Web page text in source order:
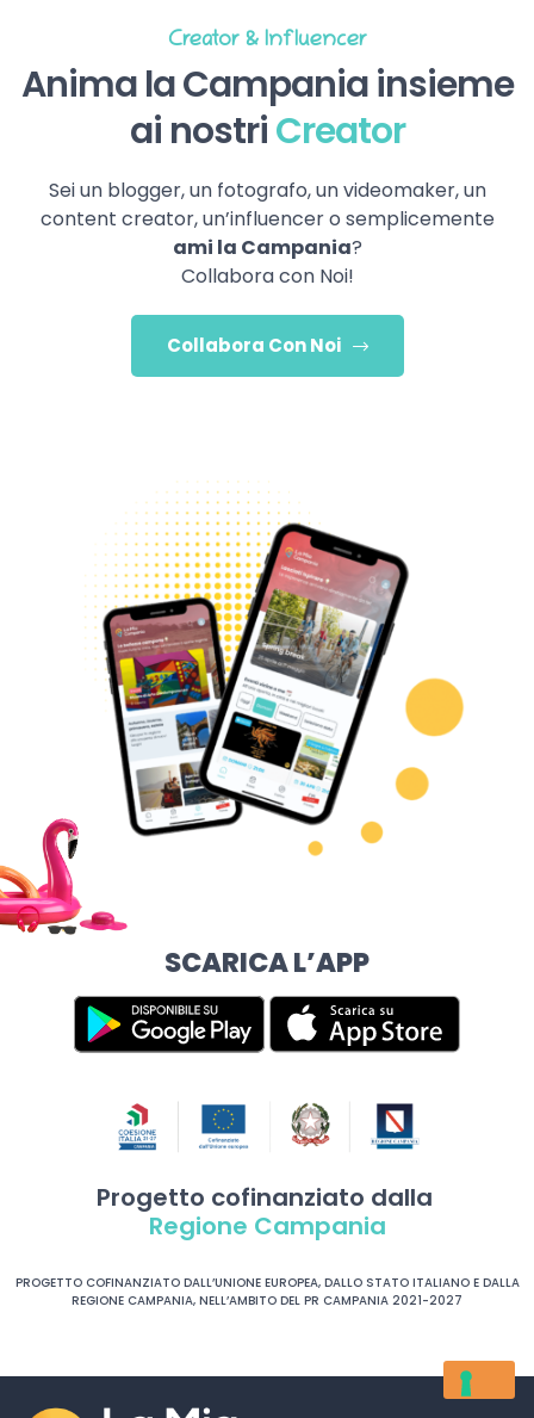
Creator & Influencer
Anima la Campania insieme
ai nostriCreator
Sei un blogger, un fotografo, un videomaker, un
content creator, un’influencer o semplicemente
ami la Campania?
Collabora con Noi!
Collabora Con Noi
SCARICA L’APP
Progetto cofinanziato dalla
Regione Campania
PROGETTO COFINANZIATO DALL’UNIONE EUROPEA, DALLO STATO ITALIANO E DALLA
REGIONE CAMPANIA, NELL’AMBITO DEL PR CAMPANIA 2021-2027